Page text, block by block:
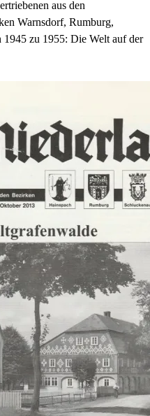
aus den
Warnsdorf, Rumburg,
1945 zu 1955: Die Welt auf der